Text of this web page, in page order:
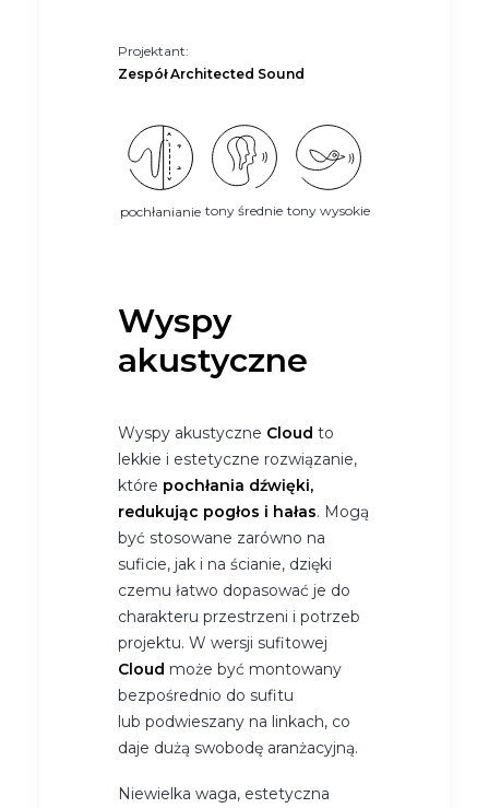
Projektant:
Zespół Architected Sound
pochłanianie tony średnie tony wysokie
Wyspy
akustyczne
Wyspy akustyczne Cloud to
lekkie i estetyczne rozwiązanie,
które pochłania dźwięki,
redukując pogłos i hałas. Mogą
być stosowane zarówno na
suficie, jak i na ścianie, dzięki
czemu łatwo dopasować je do
charakteru przestrzeni i potrzeb
projektu. W wersji sufitowej
Cloud może być montowany
bezpośrednio do sufitu
lub podwieszany na linkach, co
daje dużą swobodę aranżacyjną.
Niewielka waga, estetyczna